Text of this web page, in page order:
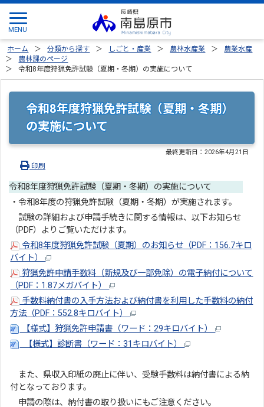
ホーム 分類から探す しごと・産業 農林水産業
農業水産
農林課のページ
令和8年度狩猟免許試験（夏期・冬期）の実施について
令和8年度狩猟免許試験（夏期・冬期）
の実施について
最終更新日：2026年4月21日
印刷
令和8年度狩猟免許試験（夏期・冬期）の実施について
・令和8年度の狩猟免許試験（夏期・冬期）が実施されます。
試験の詳細および申請手続きに関する情報は、以下お知らせ
（PDF）よりご覧いただけます。
令和8年度狩猟免許試験（夏期）のお知らせ（PDF：156.7キロ
バイト）
狩猟免許申請手数料（新規及び一部免除）の電子納付について
（PDF：1.87メガバイト）
手数料納付書の入手方法および納付書を利用した手数料の納付
方法（PDF：552.8キロバイト）
【様式】狩猟免許申請書（ワード：29キロバイト）
【様式】診断書（ワード：31キロバイト）
また、県収入印紙の廃止に伴い、受験手数料は納付書による納
付となっております。
申請の際は、納付書の取り扱いにもご注意ください。